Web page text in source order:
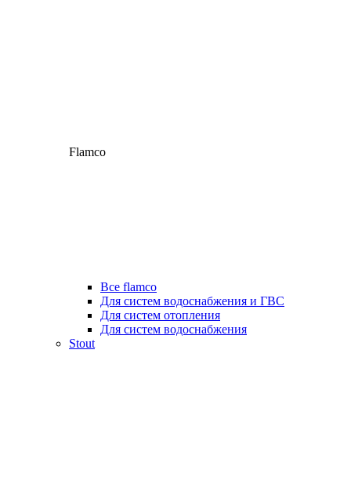
Flamco
Все flamco
Для систем водоснабжения и ГВС
Для систем отопления
Для систем водоснабжения
Stout